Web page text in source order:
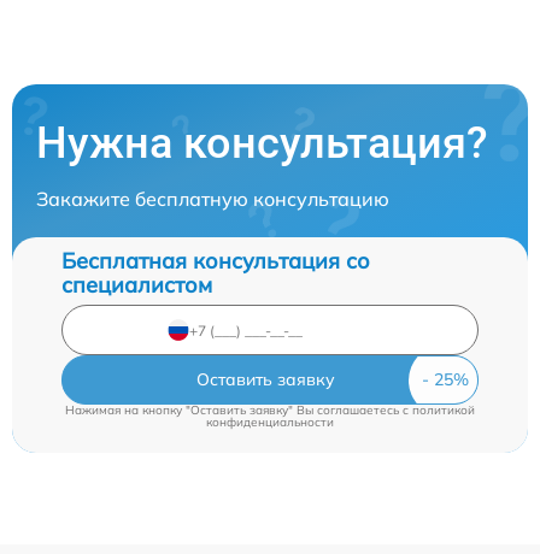
Нужна консультация?
Закажите бесплатную консультацию
Бесплатная консультация со
специалистом
Оставить заявку
Нажимая на кнопку "Оставить заявку" Вы соглашаетесь cполитикой
конфиденциальности